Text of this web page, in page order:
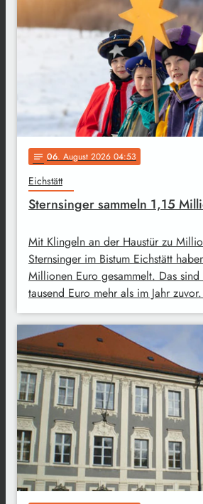
notes 06. August 2026 04:53
Eichstätt
Sternsinger sammeln 1,15
Mit Klingeln an der Haustür zu
Sternsinger im Bistum Eichstätt
Millionen Euro gesammelt. Das
tausend Euro mehr als im Jahr